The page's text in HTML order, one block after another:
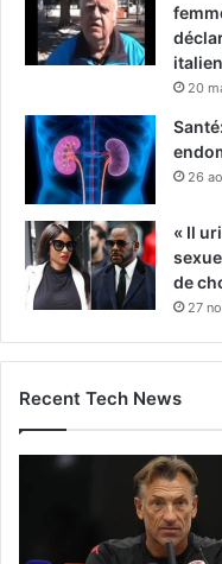
20
26
« Il
de
27
Recent Tech News